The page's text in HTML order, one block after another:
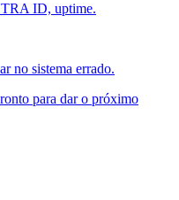
ID, uptime.
no sistema errado.
para dar o próximo